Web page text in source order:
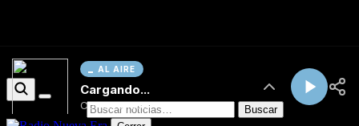
AL AIRE
Cargando...
Conectando...